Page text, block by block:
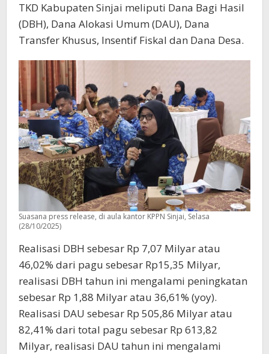
TKD Kabupaten Sinjai meliputi Dana Bagi Hasil
(DBH), Dana Alokasi Umum (DAU), Dana
Transfer Khusus, Insentif Fiskal dan Dana Desa.
Suasana press release, di aula kantor KPPN Sinjai, Selasa
(28/10/2025)
Realisasi DBH sebesar Rp 7,07 Milyar atau
46,02% dari pagu sebesar Rp15,35 Milyar,
realisasi DBH tahun ini mengalami peningkatan
sebesar Rp 1,88 Milyar atau 36,61% (yoy).
Realisasi DAU sebesar Rp 505,86 Milyar atau
82,41% dari total pagu sebesar Rp 613,82
Milyar, realisasi DAU tahun ini mengalami